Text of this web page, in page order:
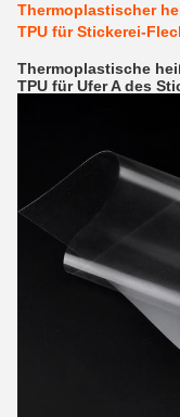
Thermoplastischer
TPU für Stickerei-
Thermoplastische
TPU für Ufer A des